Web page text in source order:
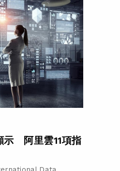
示 阿里雲11項指